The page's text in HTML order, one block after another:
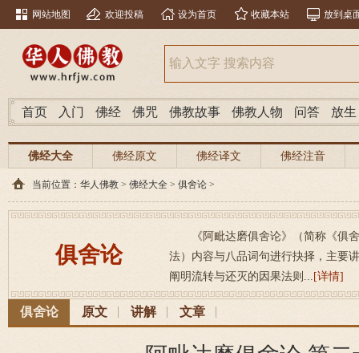
网站地图 欢迎投稿 设为首页 收藏本站 放到桌
首页 入门 佛经 佛咒 佛教故事 佛教人物 问答 放生
佛经大全 佛经原文 佛经译文 佛经注音
当前位置： 华人佛教 > 佛经大全 > 俱舍论 >
俱舍论
《阿毗达磨俱舍论》（简称《俱
法）内容与八品词句进行抉择，主要
阐明流转与还灭的因果法则... [详情]
俱舍论 原文 讲解 文章